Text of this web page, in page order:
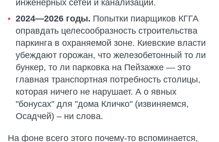
инженерных сетей и канализации.
2024—2026 годы. Попытки пиарщиков КГГА
оправдать целесообразность строительства
паркинга в охраняемой зоне. Киевские власти
убеждают горожан, что железобетонный то ли
бункер, то ли парковка на Пейзажке — это
главная транспортная потребность столицы,
которая ничего не нарушает. А о явных
"бонусах" для "дома Кличко" (извиняемся,
Осадчей) – ни слова.
На фоне всего этого почему-то вспоминается,